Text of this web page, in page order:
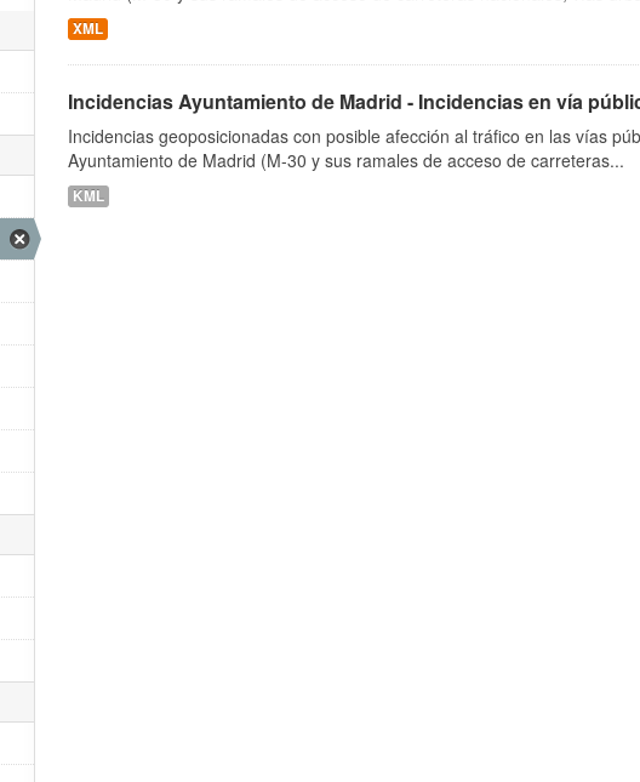
XML
Incidencias Ayuntamiento de Madrid - Incidencias en vía
Incidencias geoposicionadas con posible afección al tráfico en las vías
Ayuntamiento de Madrid (M-30 y sus ramales de acceso de carreteras...
KML